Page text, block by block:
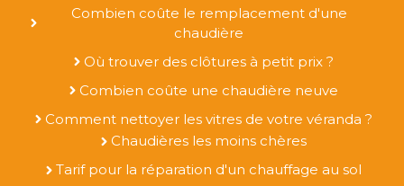
Combien coûte le remplacement d'une
chaudière
Où trouver des clôtures à petit prix ?
Combien coûte une chaudière neuve
Comment nettoyer les vitres de votre véranda ?
Chaudières les moins chères
Tarif pour la réparation d'un chauffage au sol